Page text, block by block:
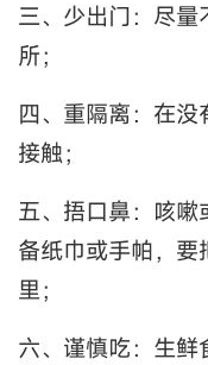
三、少出门：尽
所；
四、重隔离：在
接触；
五、捂口鼻：咳
备纸巾或手帕，
里；
六、谨慎吃：生